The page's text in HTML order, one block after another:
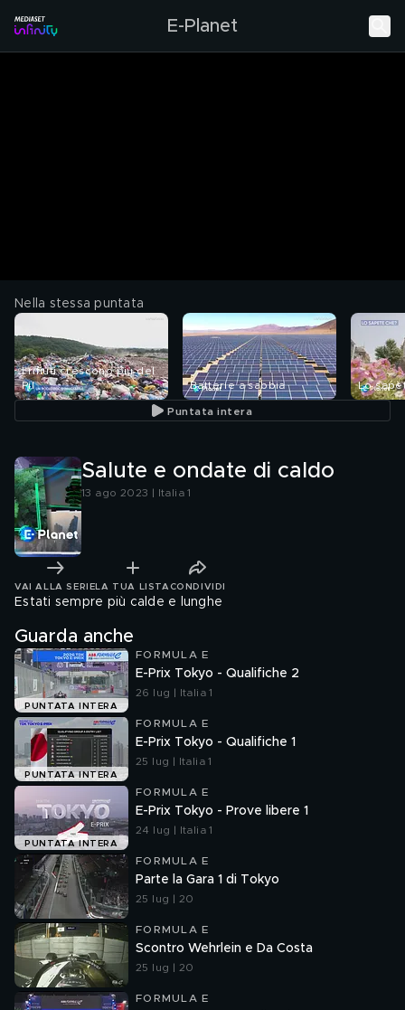
E-Planet
Nella stessa puntata
I rifiuti crescono più del
Pil
Batterie a sabbia Lo
Puntata intera
Salute e ondate di caldo
13 ago 2023 | Italia 1
VAI ALLA SERIE LA TUA LISTA CONDIVIDI
Estati sempre più calde e lunghe
Guarda anche
PUNTATA INTERA
FORMULA E
E-Prix Tokyo - Qualifiche 2
26 lug | Italia 1
PUNTATA INTERA
FORMULA E
E-Prix Tokyo - Qualifiche 1
25 lug | Italia 1
PUNTATA INTERA
FORMULA E
E-Prix Tokyo - Prove libere 1
24 lug | Italia 1
FORMULA E
Parte la Gara 1 di Tokyo
25 lug | 20
FORMULA E
Scontro Wehrlein e Da Costa
25 lug | 20
FORMULA E